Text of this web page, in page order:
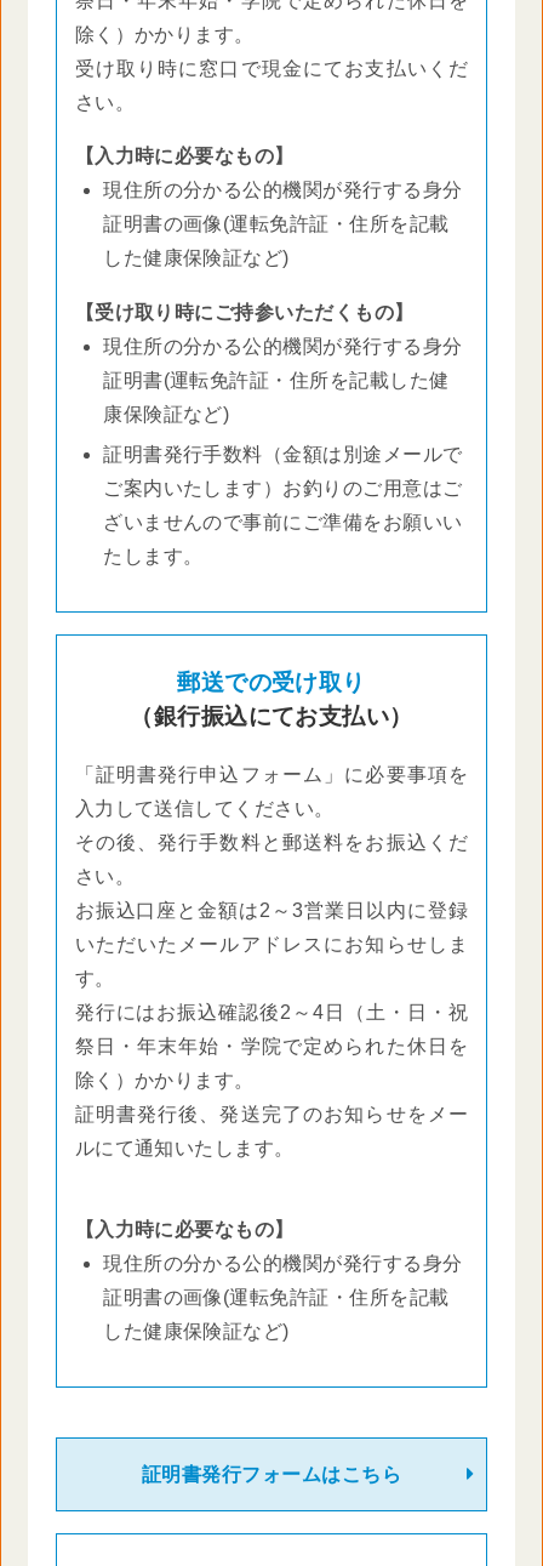
除く）かかります。
受け取り時に窓口で現金にてお支払いくだ
さい。
【入力時に必要なもの】
現住所の分かる公的機関が発行する身分
証明書の画像(運転免許証・住所を記載
した健康保険証など)
【受け取り時にご持参いただくもの】
現住所の分かる公的機関が発行する身分
証明書(運転免許証・住所を記載した健
康保険証など)
証明書発行手数料（金額は別途メールで
ご案内いたします）お釣りのご用意はご
ざいませんので事前にご準備をお願いい
たします。
郵送での受け取り
（銀行振込にてお支払い）
「証明書発行申込フォーム」に必要事項を
入力して送信してください。
その後、発行手数料と郵送料をお振込くだ
さい。
お振込口座と金額は2～3営業日以内に登録
いただいたメールアドレスにお知らせしま
す。
発行にはお振込確認後2～4日（土・日・祝
祭日・年末年始・学院で定められた休日を
除く）かかります。
証明書発行後、発送完了のお知らせをメー
ルにて通知いたします。
【入力時に必要なもの】
現住所の分かる公的機関が発行する身分
証明書の画像(運転免許証・住所を記載
した健康保険証など)
証明書発行フォームはこちら